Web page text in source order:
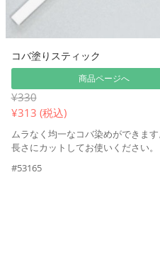
コバ塗りスティック
商品ページへ
¥330
¥313 (税込)
ムラなく均一なコバ染めができま
長さにカットしてお使いください。
#53165